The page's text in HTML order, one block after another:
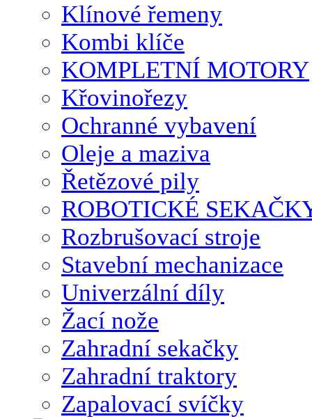
Klínové řemeny
Kombi klíče
KOMPLETNÍ MOTORY
Křovinořezy
Ochranné vybavení
Oleje a maziva
Řetězové pily
ROBOTICKÉ
Rozbrušovací stroje
Stavební mechanizace
Univerzální díly
Žací nože
Zahradní sekačky
Zahradní traktory
Zapalovací svíčky